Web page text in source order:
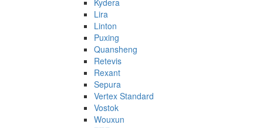
Lira
Linton
Puxing
Quansheng
Retevis
Rexant
Sepura
Vertex Standard
Vostok
Wouxun